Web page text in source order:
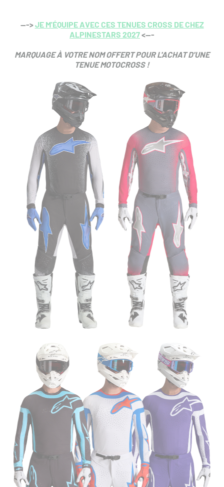
--->JE M'ÉQUIPE AVEC CES TENUES CROSS DE CHEZ
ALPINESTARS 2027<---
MARQUAGE À VOTRE NOM OFFERT POUR L'ACHAT D'UNE
TENUE MOTOCROSS !